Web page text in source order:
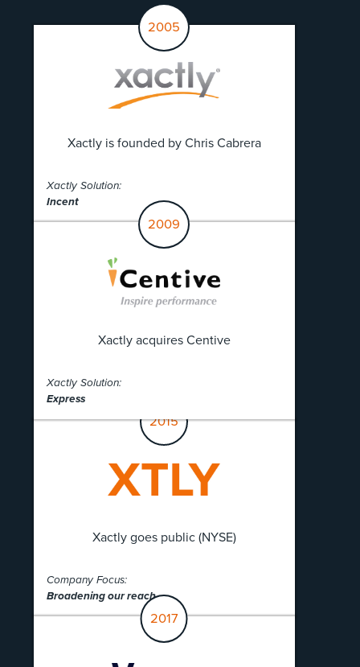
2005
Xactly is founded by Chris Cabrera
Xactly Solution:
Incent
2015
Xactly goes public (NYSE)
Company Focus:
Broadening our reach
2017
2009
Xactly acquires Centive
Xactly Solution:
Express